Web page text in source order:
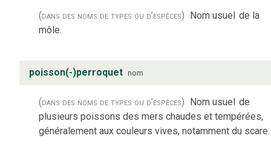
(dans des noms de types ou d’espèces) Nom usuel de la
môle.
poisson(-)perroquet nom
(dans des noms de types ou d’espèces) Nom usuel de
plusieurs poissons des mers chaudes et tempérées,
généralement aux couleurs vives, notamment du scare.